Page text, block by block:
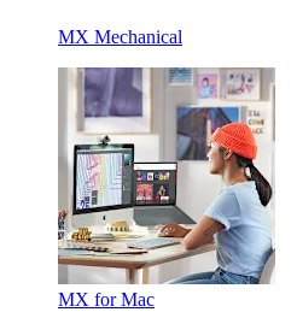
MX Mechanical
MX for Mac